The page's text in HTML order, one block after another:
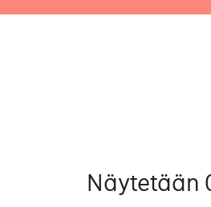
Näytetään